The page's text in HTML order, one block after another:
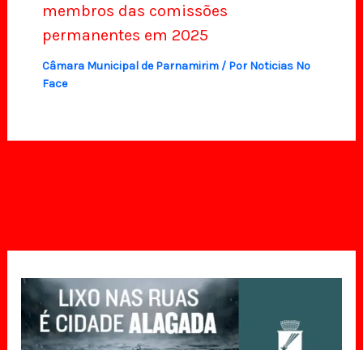
membros das comissões
permanentes em 2025
Câmara Municipal de Parnamirim/ Por Noticias No
Face